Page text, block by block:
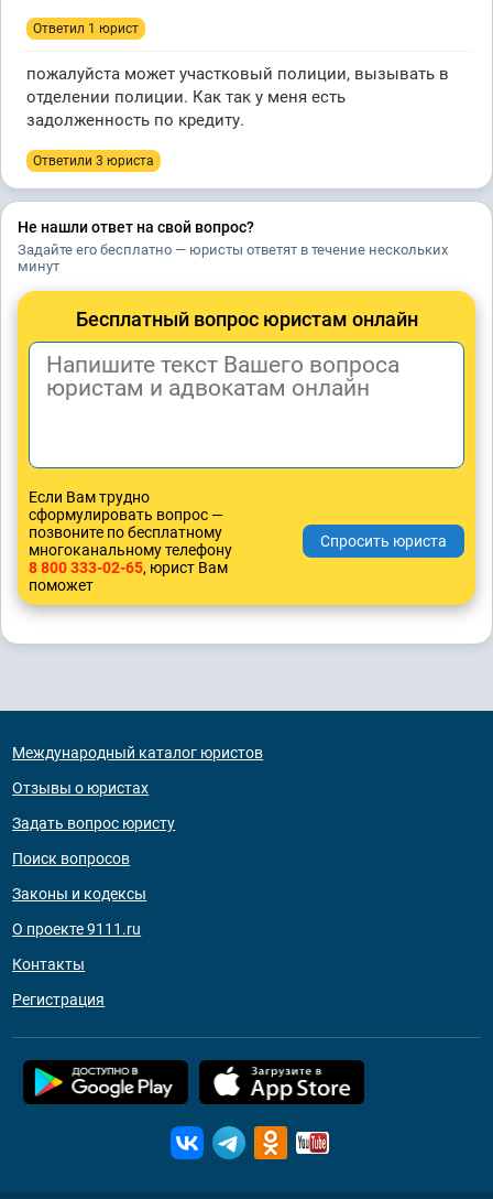
Ответил 1 юрист
пожалуйста может участковый полиции, вызывать в
отделении полиции. Как так у меня есть
задолженность по кредиту.
Ответили 3 юристa
Не нашли ответ на свой вопрос?
Задайте его бесплатно — юристы ответят в течение нескольких
минут
Бесплатный вопрос юристам онлайн
Если Вам трудно
сформулировать вопрос —
позвоните по бесплатному
многоканальному телефону
8 800 333-02-65, юрист Вам
поможет
Международный каталог юристов
Отзывы о юристах
Задать вопрос юристу
Поиск вопросов
Законы и кодексы
О проекте 9111.ru
Контакты
Регистрация